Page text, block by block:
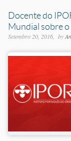
Docente do
Mundial sobre
Setembro 20, 2016 by